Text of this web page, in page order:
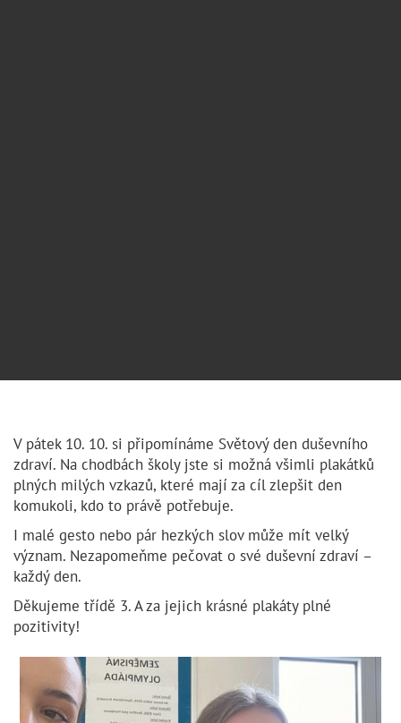
V pátek 10. 10. si připomínáme Světový den duševního
zdraví. Na chodbách školy jste si možná všimli plakátků
plných milých vzkazů, které mají za cíl zlepšit den
komukoli, kdo to právě potřebuje.
I malé gesto nebo pár hezkých slov může mít velký
význam. Nezapomeňme pečovat o své duševní zdraví –
každý den.
Děkujeme třídě 3. A za jejich krásné plakáty plné
pozitivity!